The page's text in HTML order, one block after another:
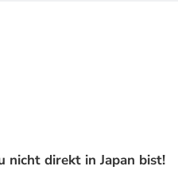
nicht direkt in Japan bist!